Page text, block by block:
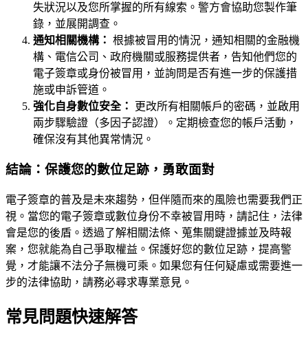
失狀況以及您所掌握的所有線索。警方會協助您製作筆
錄，並展開調查。
通知相關機構： 根據被冒用的情況，通知相關的金融機
構、電信公司、政府機關或服務提供者，告知他們您的
電子簽章或身份被冒用，並詢問是否有進一步的保護措
施或申訴管道。
強化自身數位安全：
更改所有相關帳戶的密碼，並啟用
兩步驟驗證（多因子認證）。定期檢查您的帳戶活動，
確保沒有其他異常情況。
結論：保護您的數位足跡，勇敢面對
電子簽章的普及是未來趨勢，但伴隨而來的風險也需要我們正
視。當您的電子簽章或數位身份不幸被冒用時，請記住，法律
會是您的後盾。透過了解相關法條、蒐集關鍵證據並及時報
案，您就能為自己爭取權益。保護好您的數位足跡，提高警
覺，才能讓不法分子無機可乘。如果您有任何疑慮或需要進一
步的法律協助，請務必尋求專業意見。
常見問題快速解答